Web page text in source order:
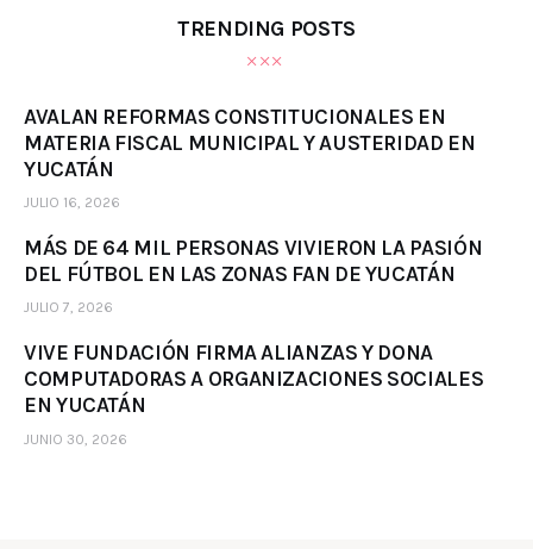
TRENDING POSTS
AVALAN REFORMAS CONSTITUCIONALES EN
MATERIA FISCAL MUNICIPAL Y AUSTERIDAD EN
YUCATÁN
JULIO 16, 2026
MÁS DE 64 MIL PERSONAS VIVIERON LA PASIÓN
DEL FÚTBOL EN LAS ZONAS FAN DE YUCATÁN
JULIO 7, 2026
VIVE FUNDACIÓN FIRMA ALIANZAS Y DONA
COMPUTADORAS A ORGANIZACIONES SOCIALES
EN YUCATÁN
JUNIO 30, 2026